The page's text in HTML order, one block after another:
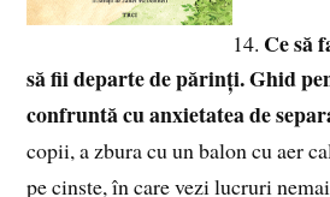
14. Ce să
să fii departe de părinți. Ghid
confruntă cu anxietatea de
copii, a zbura cu un balon cu aer
pe cinste, în care vezi lucruri